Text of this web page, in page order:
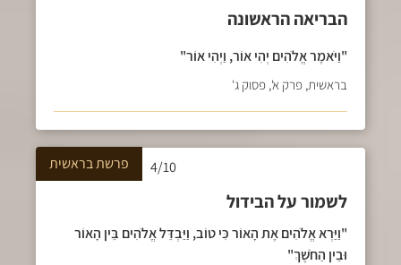
הבריאה הראשונה
"וַיֹּאמֶר אֱלֹהִים יְהִי אוֹר, וַיְהִי אוֹר"
בראשית, פרק א', פסוק ג'
4/10 פרשתבראשית
לשמור על הבידול
"וַיַּרְא אֱלֹהִים אֶת הָאוֹר כִּי טוֹב, וַיַּבְדֵּל אֱלֹהִים בֵּין הָאוֹר
וּבֵין הַחֹשֶׁךְ"